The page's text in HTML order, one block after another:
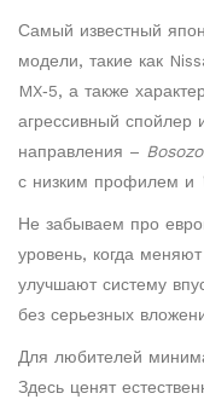
Самый известный
модели, такие как
MX‑5, а также
агрессивный спойлер
направления –
с низким профилем и
Не забываем про
уровень, когда
улучшают систему
без серьезных
Для любителей
Здесь ценят